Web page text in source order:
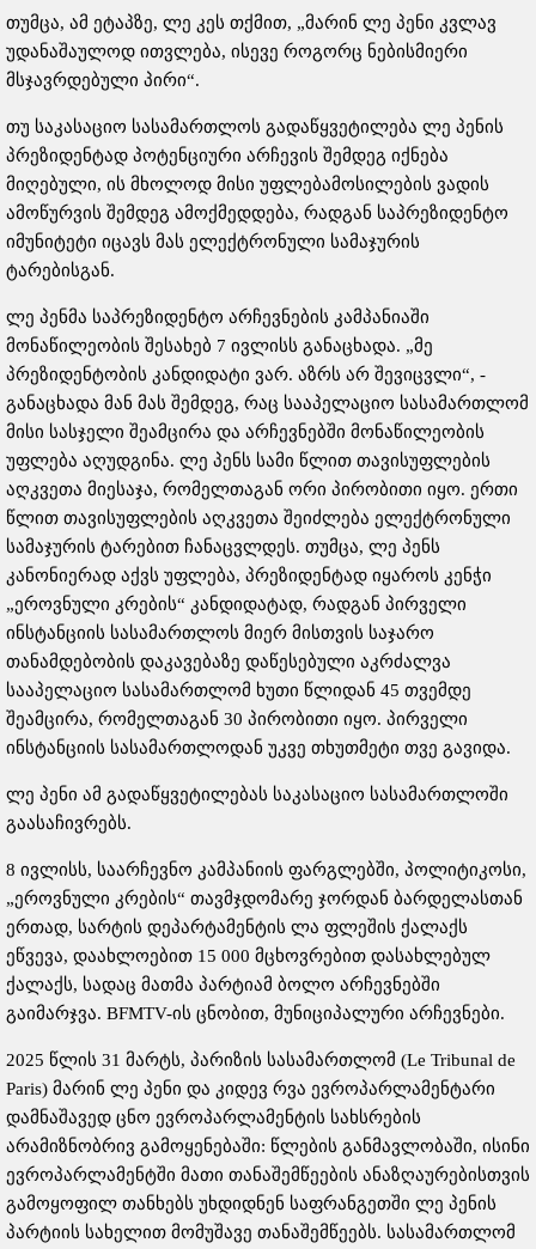
თუმცა, ამ ეტაპზე, ლე კეს თქმით, „მარინ ლე პენი კვლავ
უდანაშაულოდ ითვლება, ისევე როგორც ნებისმიერი
მსჯავრდებული პირი“.
თუ საკასაციო სასამართლოს გადაწყვეტილება ლე პენის
პრეზიდენტად პოტენციური არჩევის შემდეგ იქნება
მიღებული, ის მხოლოდ მისი უფლებამოსილების ვადის
ამოწურვის შემდეგ ამოქმედდება, რადგან საპრეზიდენტო
იმუნიტეტი იცავს მას ელექტრონული სამაჯურის
ტარებისგან.
ლე პენმა საპრეზიდენტო არჩევნების კამპანიაში
მონაწილეობის შესახებ 7 ივლისს განაცხადა. „მე
პრეზიდენტობის კანდიდატი ვარ. აზრს არ შევიცვლი“, -
განაცხადა მან მას შემდეგ, რაც სააპელაციო სასამართლომ
მისი სასჯელი შეამცირა და არჩევნებში მონაწილეობის
უფლება აღუდგინა. ლე პენს სამი წლით თავისუფლების
აღკვეთა მიესაჯა, რომელთაგან ორი პირობითი იყო. ერთი
წლით თავისუფლების აღკვეთა შეიძლება ელექტრონული
სამაჯურის ტარებით ჩანაცვლდეს. თუმცა, ლე პენს
კანონიერად აქვს უფლება, პრეზიდენტად იყაროს კენჭი
„ეროვნული კრების“ კანდიდატად, რადგან პირველი
ინსტანციის სასამართლოს მიერ მისთვის საჯარო
თანამდებობის დაკავებაზე დაწესებული აკრძალვა
სააპელაციო სასამართლომ ხუთი წლიდან 45 თვემდე
შეამცირა, რომელთაგან 30 პირობითი იყო. პირველი
ინსტანციის სასამართლოდან უკვე თხუთმეტი თვე გავიდა.
ლე პენი ამ გადაწყვეტილებას საკასაციო სასამართლოში
გაასაჩივრებს.
8 ივლისს, საარჩევნო კამპანიის ფარგლებში, პოლიტიკოსი,
„ეროვნული კრების“ თავმჯდომარე ჯორდან ბარდელასთან
ერთად, სარტის დეპარტამენტის ლა ფლეშის ქალაქს
ეწვევა, დაახლოებით 15 000 მცხოვრებით დასახლებულ
ქალაქს, სადაც მათმა პარტიამ ბოლო არჩევნებში
გაიმარჯვა. BFMTV-ის ცნობით, მუნიციპალური არჩევნები.
2025 წლის 31 მარტს, პარიზის სასამართლომ (Le Tribunal de
Paris) მარინ ლე პენი და კიდევ რვა ევროპარლამენტარი
დამნაშავედ ცნო ევროპარლამენტის სახსრების
არამიზნობრივ გამოყენებაში: წლების განმავლობაში, ისინი
ევროპარლამენტში მათი თანაშემწეების ანაზღაურებისთვის
გამოყოფილ თანხებს უხდიდნენ საფრანგეთში ლე პენის
პარტიის სახელით მომუშავე თანაშემწეებს. სასამართლომ